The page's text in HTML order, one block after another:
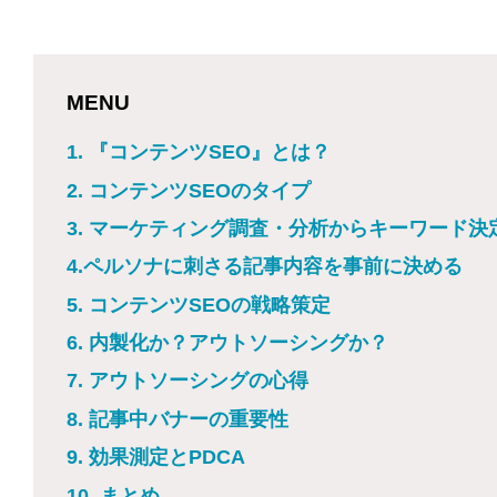
MENU
1. 『コンテンツSEO』とは？
2. コンテンツSEOのタイプ
3. マーケティング調査・分析からキーワード決
4.ペルソナに刺さる記事内容を事前に決める
5. コンテンツSEOの戦略策定
6. 内製化か？アウトソーシングか？
7. アウトソーシングの心得
8. 記事中バナーの重要性
9. 効果測定とPDCA